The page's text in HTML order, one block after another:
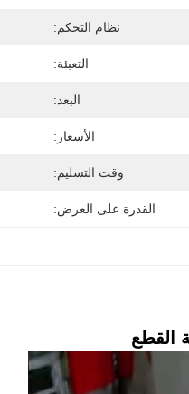
نظام التحكم:
التعبئة:
البعد:
الأسعار:
وقت التسليم:
القدرة على العرض:
القطع